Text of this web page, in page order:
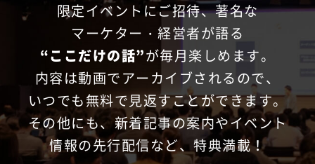
限定イベントにご招待、著名な
マーケター・経営者が語る
“ここだけの話”が毎月楽しめます。
内容は動画でアーカイブされるので、
いつでも無料で見返すことができます。
その他にも、新着記事の案内やイベント
情報の先行配信など、特典満載！